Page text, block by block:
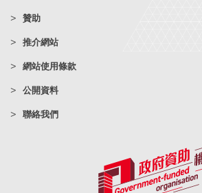
贊助
推介網站
網站使用條款
公開資料
聯絡我們